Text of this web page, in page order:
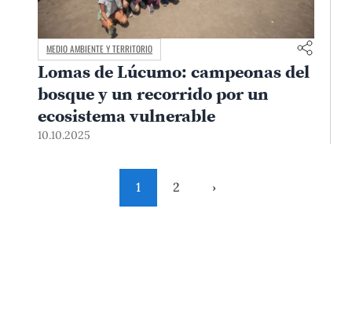
MEDIO AMBIENTE Y TERRITORIO
Lomas de Lúcumo: campeonas del
bosque y un recorrido por un
ecosistema vulnerable
10.10.2025
1 2 ›